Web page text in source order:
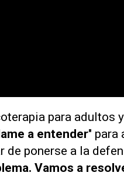
para adultos
a entender" para
de ponerse a la
Vamos a